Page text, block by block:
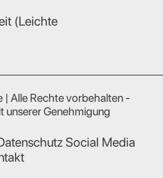
(Leichte
Alle Rechte vorbehalten -
unserer Genehmigung
Social Media